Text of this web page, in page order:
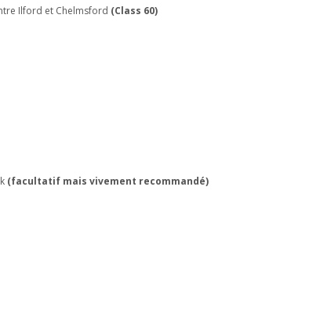
Ilford et Chelmsford (Class 60)
(facultatif mais vivement recommandé)